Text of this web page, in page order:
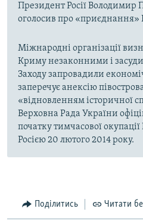
Президент Росії Володимир
оголосив про «приєднання»
Міжнародні організації
Криму незаконними і
Заходу запровадили
заперечує анексію
«відновленням історичної
Верховна Рада України
початку тимчасової
Росією 20 лютого 2014 року.
Поділитись Читати